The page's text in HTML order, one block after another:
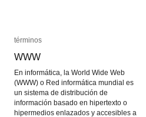
términos
WWW
En informática, la World Wide Web
(WWW) o Red informática mundial es
un sistema de distribución de
información basado en hipertexto o
hipermedios enlazados y accesibles a
términos
WWW